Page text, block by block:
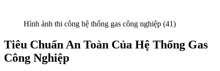
Hình ảnh thi công hệ thống gas công nghiệp (41)
Tiêu Chuẩn An Toàn Của Hệ Thống Gas
Công Nghiệp